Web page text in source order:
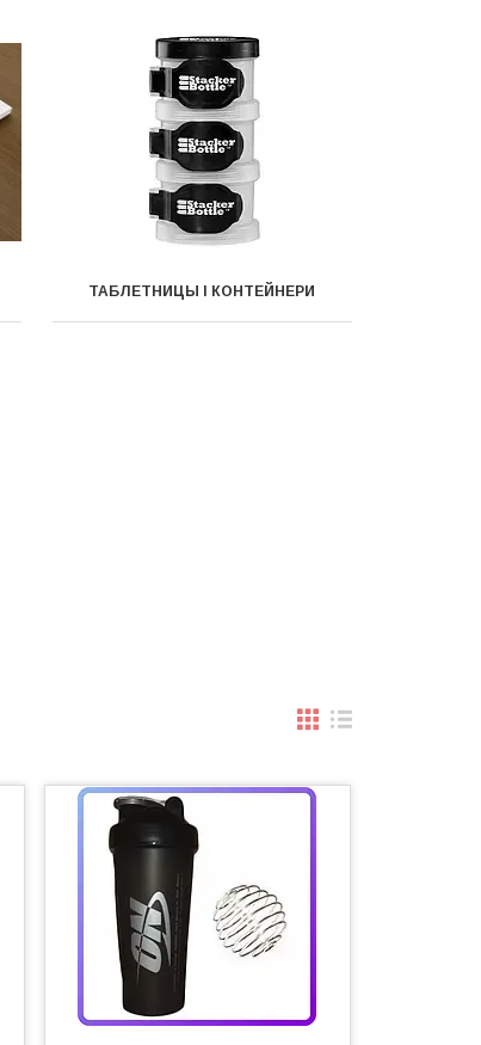
ТАБЛЕТНИЦЫ І КОНТЕЙНЕРИ